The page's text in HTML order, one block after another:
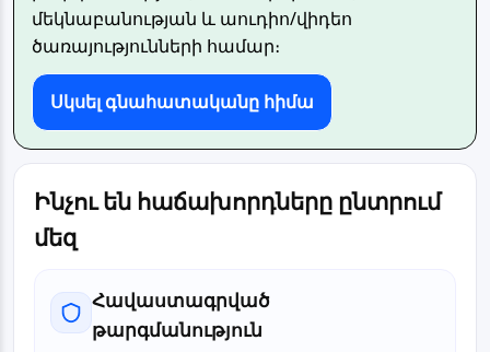
մեկնաբանության և աուդիո/վիդեո
ծառայությունների համար։
Սկսել գնահատականը հիմա
Ինչու են հաճախորդները ընտրում
մեզ
Հավաստագրված
թարգմանություն